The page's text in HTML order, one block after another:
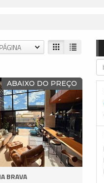
ABAIXO DO PREÇO
BRAVA